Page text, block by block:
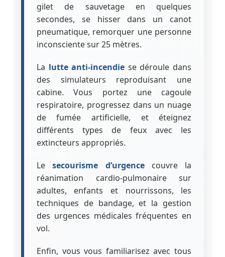
gilet de sauvetage en quelques
secondes, se hisser dans un canot
pneumatique, remorquer une personne
inconsciente sur 25 mètres.
La lutte anti-incendie se déroule dans
des simulateurs reproduisant une
cabine. Vous portez une cagoule
respiratoire, progressez dans un nuage
de fumée artificielle, et éteignez
différents types de feux avec les
extincteurs appropriés.
Lesecourisme d’urgencecouvre la
réanimation cardio-pulmonaire sur
adultes, enfants et nourrissons, les
techniques de bandage, et la gestion
des urgences médicales fréquentes en
vol.
Enfin, vous vous familiarisez avec tous